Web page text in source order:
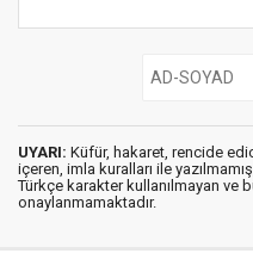
UYARI: Küfür, hakaret, rencide
içeren, imla kuralları ile yazılmamış,
Türkçe karakter kullanılmayan ve
onaylanmamaktadır.